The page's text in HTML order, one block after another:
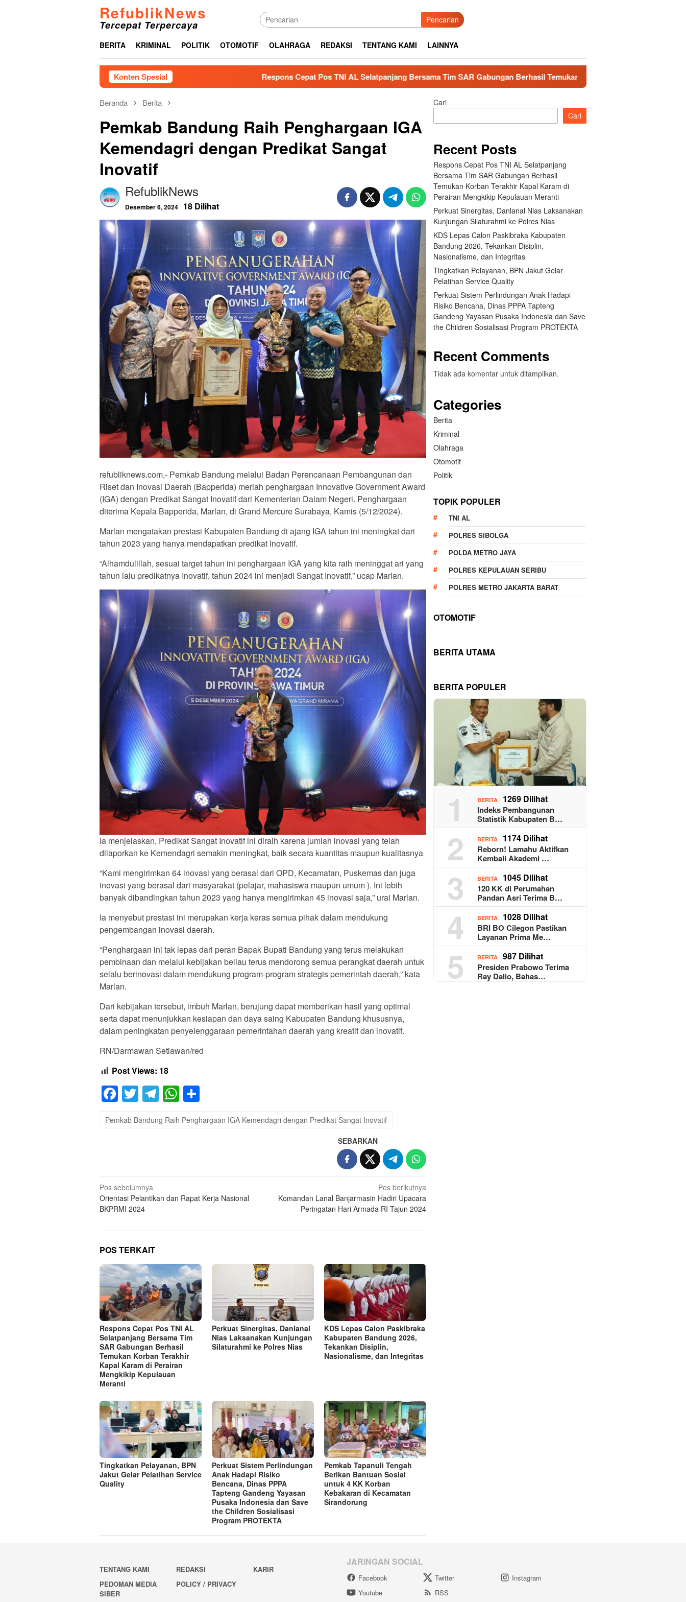
RefublikNews
Tercepat Terpercaya Pencarian
BERITA KRIMINAL POLITIK OTOMOTIF OLAHRAGA REDAKSI TENTANG KAMI LAINNYA
Konten Spesial Respons Cepat Pos TNI AL Selatpanjang Bersama Tim SAR Gabungan Berhasil Temukan Korban Terakhir Kapal Karam di Perairan
Beranda Berita
Pemkab Bandung Raih Penghargaan IGA
Kemendagri dengan Predikat Sangat
Inovatif
RefublikNews
Desember 6, 2024 18 Dilihat
refubliknews.com,- Pemkab Bandung melalui Badan Perencanaan Pembangunan dan
Riset dan Inovasi Daerah (Bapperida) meriah penghargaan Innovative Government Award
(IGA) dengan Predikat Sangat Inovatif dari Kementerian Dalam Negeri. Penghargaan
diterima Kepala Bapperida, Marlan, di Grand Mercure Surabaya, Kamis (5/12/2024).
Marlan mengatakan prestasi Kabupaten Bandung di ajang IGA tahun ini meningkat dari
tahun 2023 yang hanya mendapatkan predikat Inovatif.
“Alhamdulillah, sesuai target tahun ini penghargaan IGA yang kita raih meninggat ari yang
tahun lalu predikatnya Inovatif, tahun 2024 ini menjadi Sangat Inovatif,” ucap Marlan.
Ia menjelaskan, Predikat Sangat Inovatif ini diraih karena jumlah inovasi yang telah
dilaporkan ke Kemendagri semakin meningkat, baik secara kuantitas maupun kualitasnya
“Kami mengirimkan 64 inovasi yang berasal dari OPD, Kecamatan, Puskemas dan juga
inovasi yang berasal dari masyarakat (pelajar, mahasiswa maupun umum ). Ini lebih
banyak dibandingkan tahun 2023 yang hanya mengirimkan 45 inovasi saja,” urai Marlan.
Ia menyebut prestasi ini merupakan kerja keras semua pihak dalam mendukung
pengembangan inovasi daerah.
“Penghargaan ini tak lepas dari peran Bapak Bupati Bandung yang terus melakukan
pembinaan dan melalui kebijakan beliau terus mendorong semua perangkat daerah untuk
selalu berinovasi dalam mendukung program-program strategis pemerintah daerah,” kata
Marlan.
Dari kebijakan tersebut, imbuh Marlan, berujung dapat memberikan hasil yang optimal
serta dapat menunjukkan kesiapan dan daya saing Kabupaten Bandung khususnya,
dalam peningkatan penyelenggaraan pemerintahan daerah yang kreatif dan inovatif.
RN/Darmawan Setiawan/red
Post Views: 18
Facebook
Twitter
Telegram
WhatsApp
Pemkab Bandung Raih Penghargaan IGA Kemendagri dengan Predikat Sangat Inovatif
SEBARKAN
Navigasi
pos
Pos sebelumnya
Orientasi Pelantikan dan Rapat Kerja Nasional
BKPRMI 2024
Pos berikutnya
Komandan Lanal Banjarmasin Hadiri Upacara
Peringatan Hari Armada RI Tajun 2024
POS TERKAIT
Respons Cepat Pos TNI AL
Selatpanjang Bersama Tim
SAR Gabungan Berhasil
Temukan Korban Terakhir
Kapal Karam di Perairan
Mengkikip Kepulauan
Meranti
Perkuat Sinergitas, Danlanal
Nias Laksanakan Kunjungan
Silaturahmi ke Polres Nias
KDS Lepas Calon Paskibraka
Kabupaten Bandung 2026,
Tekankan Disiplin,
Nasionalisme, dan Integritas
Tingkatkan Pelayanan, BPN
Jakut Gelar Pelatihan Service
Quality
Perkuat Sistem Perlindungan
Anak Hadapi Risiko
Bencana, Dinas PPPA
Tapteng Gandeng Yayasan
Pusaka Indonesia dan Save
the Children Sosialisasi
Program PROTEKTA
Pemkab Tapanuli Tengah
Berikan Bantuan Sosial
untuk 4 KK Korban
Kebakaran di Kecamatan
Sirandorung
Cari
Cari
Recent Posts
Respons Cepat Pos TNI AL Selatpanjang
Bersama Tim SAR Gabungan Berhasil
Temukan Korban Terakhir Kapal Karam di
Perairan Mengkikip Kepulauan Meranti
Perkuat Sinergitas, Danlanal Nias Laksanakan
Kunjungan Silaturahmi ke Polres Nias
KDS Lepas Calon Paskibraka Kabupaten
Bandung 2026, Tekankan Disiplin,
Nasionalisme, dan Integritas
Tingkatkan Pelayanan, BPN Jakut Gelar
Pelatihan Service Quality
Perkuat Sistem Perlindungan Anak Hadapi
Risiko Bencana, Dinas PPPA Tapteng
Gandeng Yayasan Pusaka Indonesia dan Save
the Children Sosialisasi Program PROTEKTA
Recent Comments
Tidak ada komentar untuk ditampilkan.
Categories
Berita
Kriminal
Olahraga
Otomotif
Politik
TOPIK POPULER
TNI AL
POLRES SIBOLGA
POLDA METRO JAYA
POLRES KEPULAUAN SERIBU
POLRES METRO JAKARTA BARAT
OTOMOTIF
BERITA UTAMA
BERITA POPULER
1 BERITA 1269 Dilihat
Indeks Pembangunan
Statistik Kabupaten B…
2 BERITA 1174 Dilihat
Reborn! Lamahu Aktifkan
Kembali Akademi …
3 BERITA 1045 Dilihat
120 KK di Perumahan
Pandan Asri Terima B…
4 BERITA 1028 Dilihat
BRI BO Cilegon Pastikan
Layanan Prima Me…
5 BERITA 987 Dilihat
Presiden Prabowo Terima
Ray Dalio, Bahas…
TENTANG KAMI REDAKSI
KARIR
PEDOMAN MEDIA
SIBER
POLICY / PRIVACY
JARINGAN SOCIAL
Facebook Twitter
Instagram
Youtube
RSS